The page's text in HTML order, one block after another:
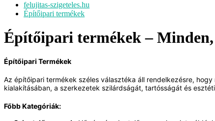
felujitas-szigeteles.hu
Építőipari termékek
Építőipari termékek – Minden,
Építőipari Termékek
Az építőipari termékek széles választéka áll rendelkezésre,
kialakításában, a szerkezetek szilárdságát, tartósságát és
Főbb Kategóriák: